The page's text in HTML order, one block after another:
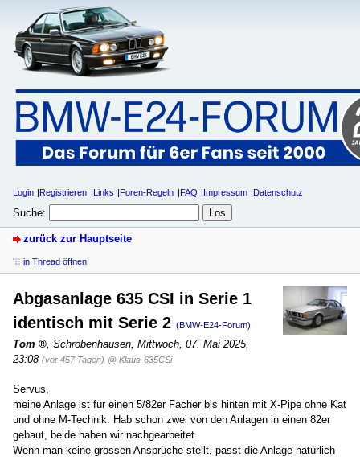
Login Registrieren Links Foren-Regeln FAQ Impressum Datenschutz
Suche:
zurück zur Hauptseite
in Thread öffnen
Abgasanlage 635 CSI in Serie 1
identisch mit Serie 2 (BMW-E24-Forum)
Tom Schrobenhausen Mittwoch, 07. Mai 2025,
23:08 (vor 457 Tagen) @ Klaus-635CSi
Servus,
meine Anlage ist für einen 5/82er Fächer bis hinten mit X-Pipe ohne Kat
und ohne M-Technik. Hab schon zwei von den Anlagen in einen 82er
gebaut, beide haben wir nachgearbeitet.
Wenn man keine grossen Ansprüche stellt, passt die Anlage natürlich